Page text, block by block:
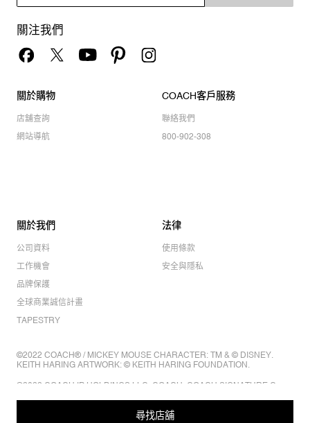
尋找店舖
關注我們
關於購物
店舖查詢
網站導航
COACH客戶服務
聯絡我們
800-902-308
關於我們
公司資料
工作機會
品牌保護
全球商業誠信計畫
TAPESTRY
法律
使用條款
安全與隱私
©2022 COACH® / MICKEY MOUSE CHARACTER: TM & © DISNEY.
KEITH HARING ARTWORK: © KEITH HARING FOUNDATION.
©2022 COACH IP HOLDINGS LLC. COACH, COACH SIGNATURE C